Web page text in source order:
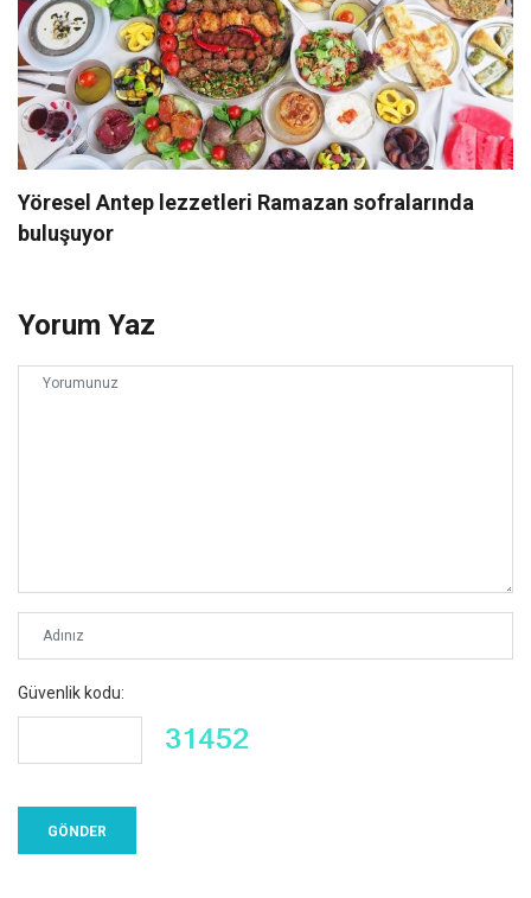
Yöresel Antep lezzetleri Ramazan sofralarında
buluşuyor
Yorum Yaz
Güvenlik kodu: